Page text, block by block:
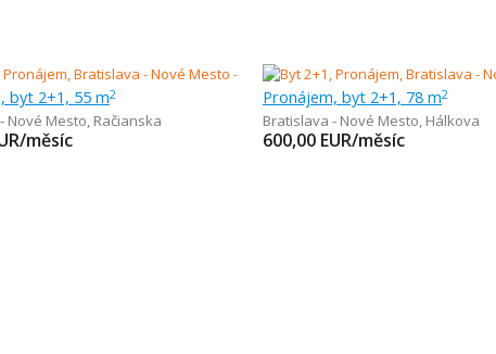
byt 2+1, 55 m2
Nové Mesto, Račianska
měsíc
Pronájem, byt 2+1, 78 m2
Bratislava - Nové Mesto, Hálkova
600,00 EUR/měsíc